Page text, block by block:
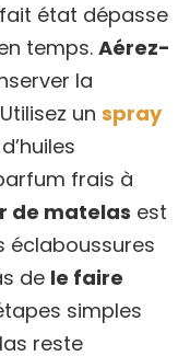
état dépasse
temps. Aérez-
la
un spray
frais à
de matelas est
éclaboussures
de le faire
simples
reste